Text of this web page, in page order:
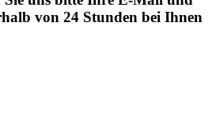
von 24 Stunden bei Ihnen